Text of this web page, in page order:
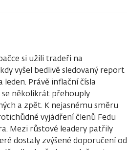
si užili tradeři na
vyšel bedlivě sledovaný report
Právě inflační čísla
několikrát přehouply
a zpět. K nejasnému směru
vyjádření členů Fedu
Mezi růstové leadery patřily
dostaly zvýšené doporučení od